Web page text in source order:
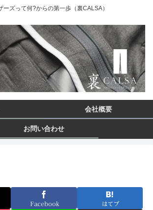
ーズって何?からの第一歩（裏CALSA）
会社概要
お問い合わせ
Facebook はてブ